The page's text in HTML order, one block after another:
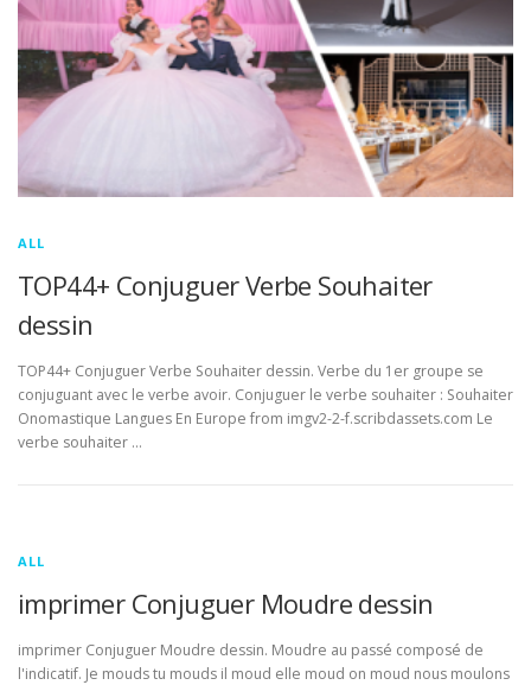
ALL
TOP44+ Conjuguer Verbe Souhaiter
dessin
TOP44+ Conjuguer Verbe Souhaiter dessin. Verbe du 1er groupe se
conjuguant avec le verbe avoir. Conjuguer le verbe souhaiter : Souhaiter
Onomastique Langues En Europe from imgv2-2-f.scribdassets.com Le
verbe souhaiter …
ALL
imprimer Conjuguer Moudre dessin
imprimer Conjuguer Moudre dessin. Moudre au passé composé de
l'indicatif. Je mouds tu mouds il moud elle moud on moud nous moulons